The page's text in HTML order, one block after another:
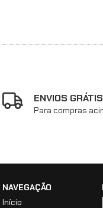
ENVIOS GRÁTIS
Para compras
NAVEGAÇÃO
Início